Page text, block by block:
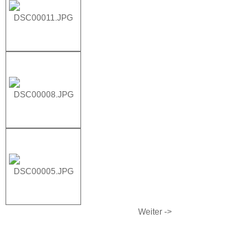
Weiter ->